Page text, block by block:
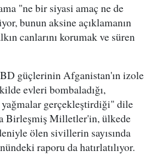
"ne bir siyasi amaç ne de
bunun aksine açıklamanın
canlarını korumak ve süren
güçlerinin Afganistan'ın izole
evleri bombaladığı,
gerçekleştirdiği" dile
Birleşmiş Milletler'in, ülkede
ölen sivillerin sayısında
raporu da hatırlatılıyor.